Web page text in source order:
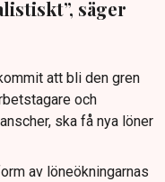
säger
att bli den gren
och
ska få nya löner
av löneökningarnas